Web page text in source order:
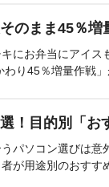
のまま45％
にお弁当にアイス
わり45％増量作戦
！目的別「お
うパソコン選びは意
が用途別のおすす